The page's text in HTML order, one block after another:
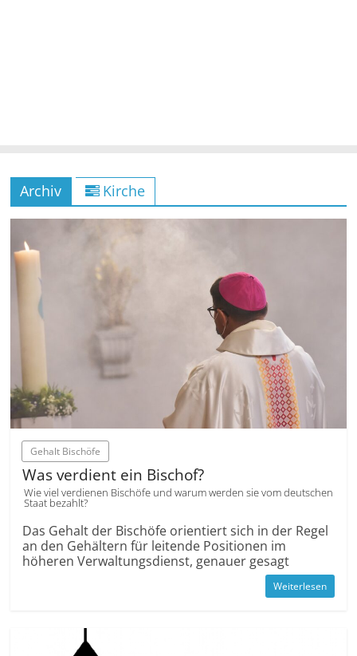
Archiv Kirche
Gehalt Bischöfe
Was verdient ein Bischof?
Wie viel verdienen Bischöfe und warum werden sie vom deutschen
Staat bezahlt?
Das Gehalt der Bischöfe orientiert sich in der Regel
an den Gehältern für leitende Positionen im
höheren Verwaltungsdienst, genauer gesagt
Weiterlesen